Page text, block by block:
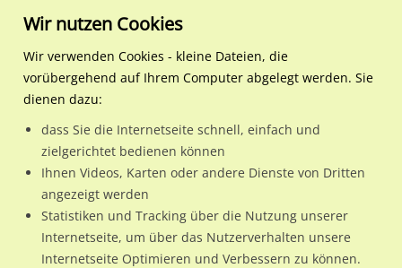
Werbeplakate in deiner Stadt Aussenwerbung in
Plakatwerbung in München
Wissenswertes zu München
in Bezug auf Aussenwerbung
Wir nutzen Cookies
Wir verwenden Cookies - kleine Dateien, die
vorübergehend auf Ihrem Computer abgelegt werden. Sie
dienen dazu:
dass Sie die Internetseite schnell, einfach und
zielgerichtet bedienen können
Ihnen Videos, Karten oder andere Dienste von Dritten
angezeigt werden
Statistiken und Tracking über die Nutzung unserer
Internetseite, um über das Nutzerverhalten unsere
Internetseite Optimieren und Verbessern zu können.